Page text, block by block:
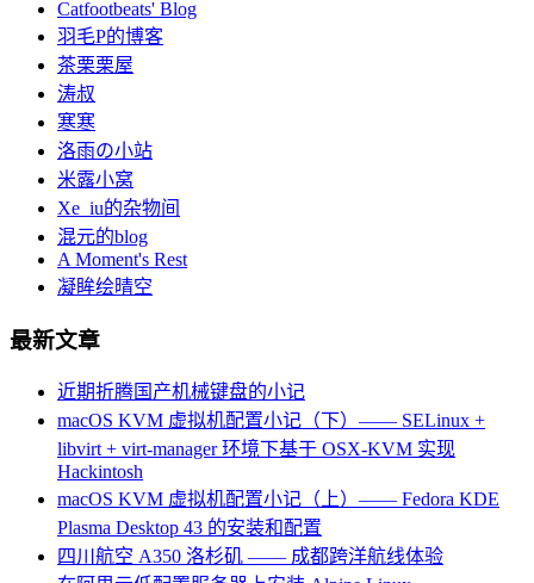
Catfootbeats' Blog
羽毛P的博客
茶栗栗屋
涛叔
寒寒
洛雨の小站
米露小窝
Xe_iu的杂物间
混元的blog
A Moment's Rest
凝眸绘晴空
最新文章
近期折腾国产机械键盘的小记
macOS KVM 虚拟机配置小记（下）—— SELinux +
libvirt + virt-manager 环境下基于 OSX-KVM 实现
Hackintosh
macOS KVM 虚拟机配置小记（上）—— Fedora KDE
Plasma Desktop 43 的安装和配置
四川航空 A350 洛杉矶 —— 成都跨洋航线体验